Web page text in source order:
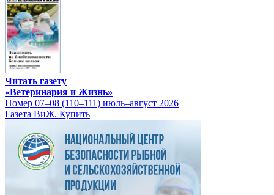
Читать газету
«Ветеринария и Жизнь»
Номер 07–08 (110–111) июль–август 2026
Газета ВиЖ. Купить